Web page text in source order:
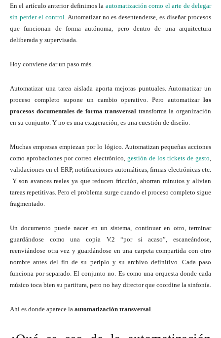
En el artículo anterior definimos la automatización como el arte de delegar
sin perder el control. Automatizar no es desentenderse, es diseñar procesos
que funcionan de forma autónoma, pero dentro de una arquitectura
deliberada y supervisada.
Hoy conviene dar un paso más.
Automatizar una tarea aislada aporta mejoras puntuales. Automatizar un
proceso completo supone un cambio operativo. Pero automatizar los
procesos documentales de forma transversal transforma la organización
en su conjunto. Y no es una exageración, es una cuestión de diseño.
Muchas empresas empiezan por lo lógico. Automatizan pequeñas acciones
como aprobaciones por correo electrónico, gestión de los tickets de gasto
validaciones en el ERP, notificaciones automáticas, firmas electrónicas etc.
Y son avances reales ya que reducen fricción, ahorran minutos y alivian
tareas repetitivas. Pero el problema surge cuando el proceso completo sigue
fragmentado.
Un documento puede nacer en un sistema, continuar en otro, terminar
guardándose como una copia V.2 “por si acaso”, escaneándose,
reenviándose otra vez y guardándose en una carpeta compartida con otro
nombre antes del fin de su periplo y su archivo definitivo. Cada paso
funciona por separado. El conjunto no. Es como una orquesta donde cada
músico toca bien su partitura, pero no hay director que coordine la sinfonía.
Ahí es donde aparece la automatización transversal